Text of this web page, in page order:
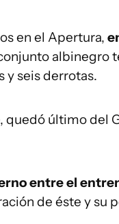
en el Apertura,
albinegro
y seis derrotas.
quedó último del
entre el
de éste y su